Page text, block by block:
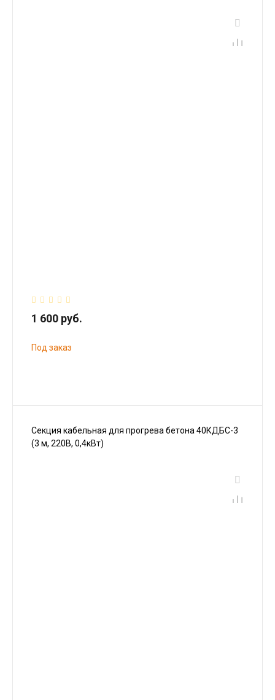
1 600 руб.
Под заказ
Секция кабельная для прогрева бетона 40КДБС-3
(3 м, 220В, 0,4кВт)